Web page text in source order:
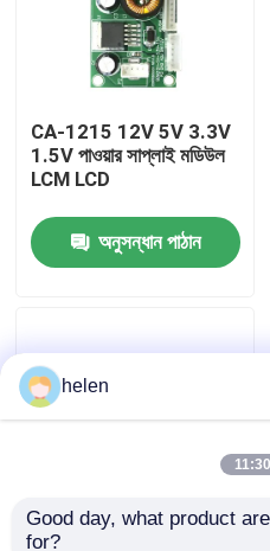
আমাদের সম্পর্কে
কারখানা পরিদর্শন
গুণমান নিয়ন্ত্রণ
আমাদের সাথে যোগাযোগ করুন
মামলা
এম্প্লিফায়ার বোর্ড মডিউল
CA-1215 12V 5V 3.3V
1.5V পাওয়ার সাপ্লাই মডিউল
LCM LCD
অনুসন্ধান পাঠান
helen
Good day, what product
for?